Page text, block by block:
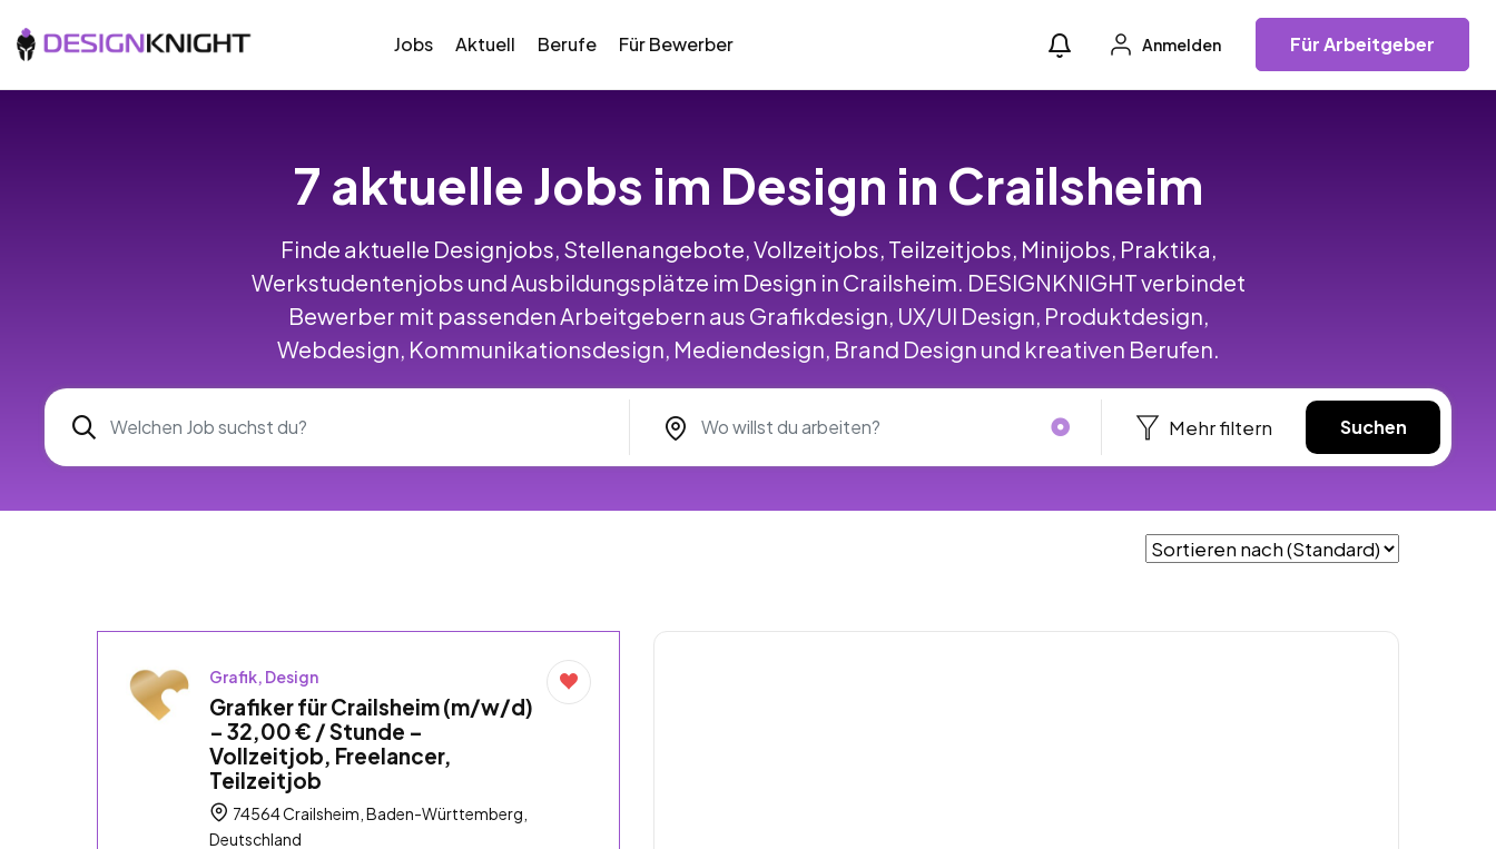
Jobs Aktuell Berufe Für Bewerber Anmelden Für Arbeitgeber
7 aktuelle Jobs im Design in Crailsheim
Finde aktuelle Designjobs, Stellenangebote, Vollzeitjobs, Teilzeitjobs, Minijobs, Praktika,
Werkstudentenjobs und Ausbildungsplätze im Design in Crailsheim. DESIGNKNIGHT verbindet
Bewerber mit passenden Arbeitgebern aus Grafikdesign, UX/UI Design, Produktdesign,
Webdesign, Kommunikationsdesign, Mediendesign, Brand Design und kreativen Berufen.
Mehr filtern Suchen
Grafik, Design
Grafiker für Crailsheim (m/w/d)
– 32,00 € / Stunde –
Vollzeitjob, Freelancer,
Teilzeitjob
74564 Crailsheim, Baden-Württemberg,
Deutschland